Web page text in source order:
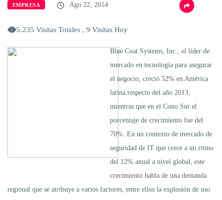
EMPRESA Ago 22, 2014
5.235 Visitas Totales , 9 Visitas Hoy
Blue Coat Systems, Inc., el líder de
mercado en tecnología para asegurar
el negocio, creció 52% en América
latina respecto del año 2013,
mientras que en el Cono Sur el
porcentaje de crecimiento fue del
70%. En un contexto de mercado de
seguridad de IT que crece a un ritmo
del 12% anual a nivel global, este
crecimiento habla de una demanda
regional que se atribuye a varios factores, entre ellos la explosión de uso